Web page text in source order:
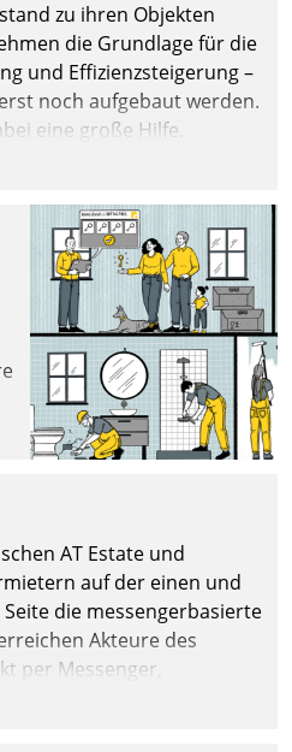
zu ihren Objekten
die Grundlage für die
und Effizienzsteigerung –
noch aufgebaut werden.
eine große Hilfe.
AT Estate und
auf der einen und
die messengerbasierte
Akteure des
per Messenger,
empfangen oder